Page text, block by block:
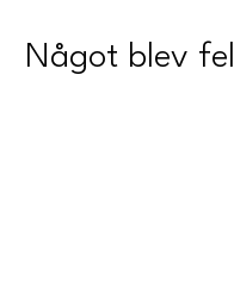
Något blev fel